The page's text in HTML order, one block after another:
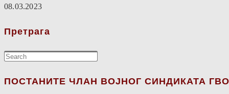
08.03.2023
Претрага
ПОСТАНИТЕ ЧЛАН ВОЈНОГ СИНДИКАТА